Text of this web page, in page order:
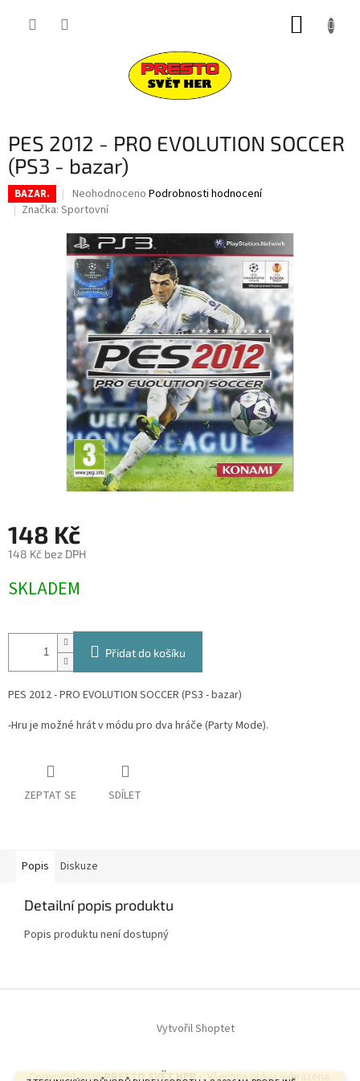
PES 2012 - PRO EVOLUTION SOCCER
(PS3 - bazar)
BAZAR.
Průměrné
hodnocení
je
0,0
z
5
hvězdiček.
Neohodnoceno Podrobnosti hodnocení
Značka: Sportovní
148 Kč
148 Kč bez DPH
cena:
SKLADEM
Přidat do košíku
PES 2012 - PRO EVOLUTION SOCCER (PS3 - bazar)
-Hru je možné hrát v módu pro dva hráče (Party Mode).
ZEPTAT SE SDÍLET
Popis Diskuze
Detailní popis produktu
Popis produktu není dostupný
Vytvořil Shoptet
Copyright 2026PRESTO SVĚT HER - . Všechna práva vyhrazena.